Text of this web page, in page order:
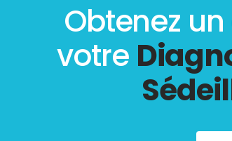
Obtenez
votre